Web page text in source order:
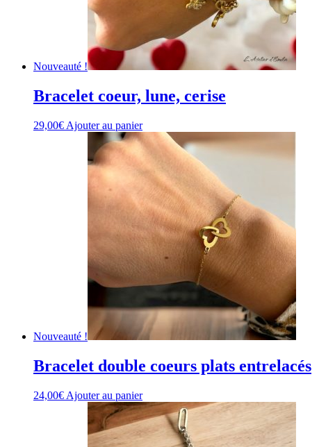
Nouveauté !
Bracelet coeur, lune, cerise
29,00€ Ajouter au panier
Nouveauté !
Bracelet double coeurs plats entrelacés
24,00€ Ajouter au panier